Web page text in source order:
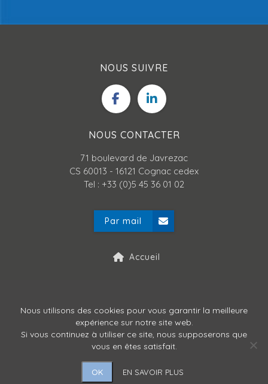
NOUS SUIVRE
NOUS CONTACTER
71 boulevard de Javrezac
CS 60013 - 16121 Cognac cedex
Tel : +33 (0)5 45 36 01 02
Par mail
Accueil
Politique de confidentialité
Nous utilisons des cookies pour vous garantir la meilleure
expérience sur notre site web.
Si vous continuez à utiliser ce site, nous supposerons que
vous en êtes satisfait.
OK EN SAVOIR PLUS